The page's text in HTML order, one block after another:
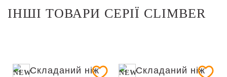
ІНШІ ТОВАРИ СЕРІЇ CLIMBER
NEW NEW